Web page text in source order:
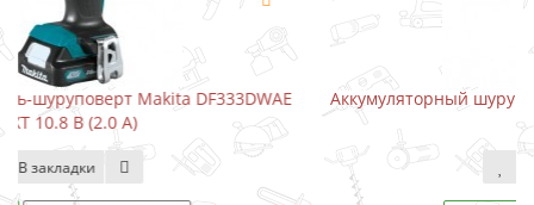
Аккумуляторный шуруповерт-отвертка Makita